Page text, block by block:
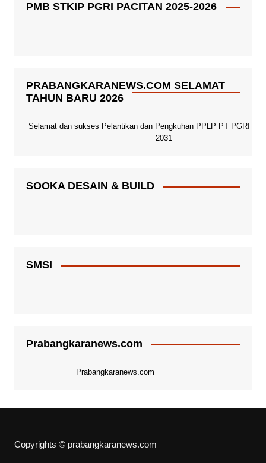
PMB STKIP PGRI PACITAN 2025-2026
PRABANGKARANEWS.COM SELAMAT
TAHUN BARU 2026
Selamat dan sukses Pelantikan dan Pengkuhan PPLP PT PGRI
2031
SOOKA DESAIN & BUILD
SMSI
Prabangkaranews.com
Prabangkaranews.com
Copyrights © prabangkaranews.com